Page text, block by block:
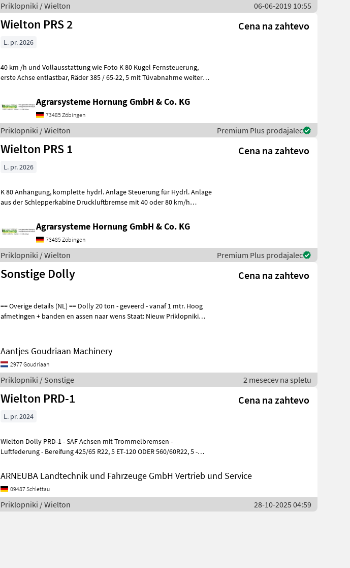
Priklopniki / Wielton 06-06-2019 10:55
Wielton PRS 2 Cena na zahtevo
L. pr. 2026
40 km /h und Vollausstattung wie Foto K 80 Kugel Fernsteuerung,
erste Achse entlastbar, Räder 385 / 65-22, 5 mit Tüvabnahme weiter
Agrarsysteme Hornung GmbH & Co. KG
73485 Zöbingen
Priklopniki / Wielton Premium Plus prodajalec
Wielton PRS 1 Cena na zahtevo
L. pr. 2026
K 80 Anhängung, komplette hydrl. Anlage Steuerung für Hydrl. Anlage
aus der Schlepperkabine Druckluftbremse mit 40 oder 80 km/h
Agrarsysteme Hornung GmbH & Co. KG
73485 Zöbingen
Priklopniki / Wielton Premium Plus prodajalec
Sonstige Dolly Cena na zahtevo
== Overige details (NL) == Dolly 20 ton - geveerd - vanaf 1 mtr. Hoog
afmetingen + banden en assen naar wens Staat: Nieuw Priklopniki
Aantjes Goudriaan Machinery
2977 Goudriaan
Priklopniki / Sonstige 2 mesecev na spletu
Wielton PRD-1 Cena na zahtevo
L. pr. 2024
Wielton Dolly PRD-1 - SAF Achsen mit Trommelbremsen -
Luftfederung - Bereifung 425/65 R22, 5 ET-120 ODER 560/60R22, 5 -
ARNEUBA Landtechnik und Fahrzeuge GmbH Vertrieb und Service
09487 Schlettau
Priklopniki / Wielton 28-10-2025 04:59